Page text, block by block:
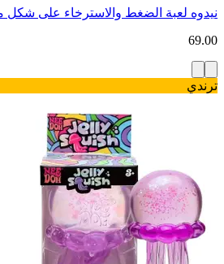
نيدوه لعبة الضغط والاسترخاء على
69.00
ترندي